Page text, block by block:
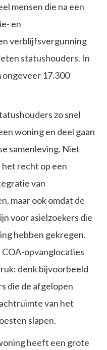
mensen die na een
en
verblijfsvergunning
statushouders. In
ongeveer 17.300
zo snel
woning en deel gaan
samenleving. Niet
recht op een
van
maar ook omdat de
voor asielzoekers die
hebben gekregen.
opvanglocaties
denk bijvoorbeeld
die de afgelopen
van het
slapen.
heeft een grote